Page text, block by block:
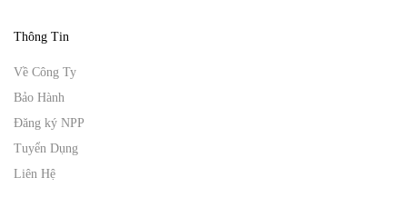
Thông Tin
Về Công Ty
Bảo Hành
Đăng ký NPP
Tuyển Dụng
Liên Hệ